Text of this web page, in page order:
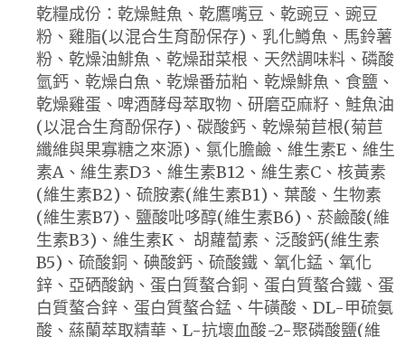
乾糧成份：乾燥鮭魚、乾鷹嘴豆、乾豌豆、豌豆
粉、雞脂(以混合生育酚保存)、乳化鱒魚、馬鈴薯
粉、乾燥油鯡魚、乾燥甜菜根、天然調味料、磷酸
氫鈣、乾燥白魚、乾燥番茄粕、乾燥鯡魚、食鹽、
乾燥雞蛋、啤酒酵母萃取物、研磨亞麻籽、鮭魚油
(以混合生育酚保存)、碳酸鈣、乾燥菊苣根(菊苣
纖維與果寡糖之來源)、氯化膽鹼、維生素E、維生
素A、維生素D3、維生素B12、維生素C、核黃素
(維生素B2)、硫胺素(維生素B1)、葉酸、生物素
(維生素B7)、鹽酸吡哆醇(維生素B6)、菸鹼酸(維
生素B3)、維生素K、 胡蘿蔔素、泛酸鈣(維生素
B5)、硫酸銅、碘酸鈣、硫酸鐵、氧化錳、氧化
鋅、亞硒酸鈉、蛋白質螯合銅、蛋白質螯合鐵、蛋
白質螯合鋅、蛋白質螯合錳、牛磺酸、DL-甲硫氨
酸、蕬蘭萃取精華、L-抗壞血酸-2-聚磷酸鹽(維